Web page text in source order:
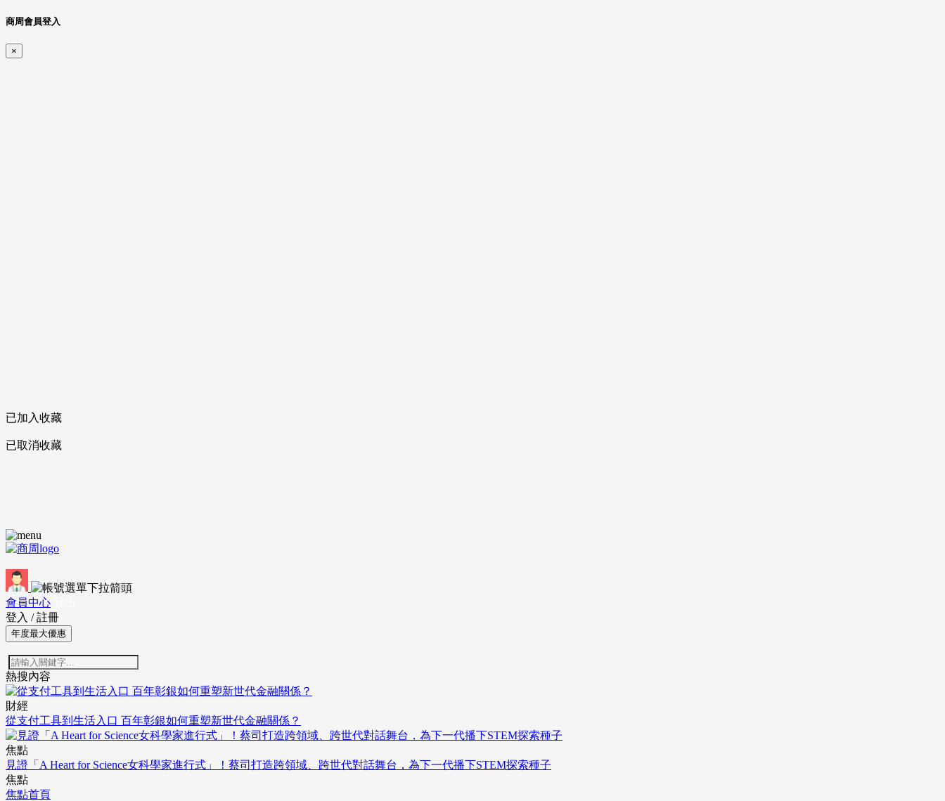
商周會員登入
×
已加入收藏
已取消收藏
會員中心
登入 / 註冊
年度最大優惠
熱搜內容
財經
從支付工具到生活入口 百年彰銀如何重塑新世代金融關係？
焦點
見證「A Heart for Science女科學家進行式」！蔡司打造跨領域、跨世代對話舞台，為下一代播下STEM探索種子
焦點
焦點首頁